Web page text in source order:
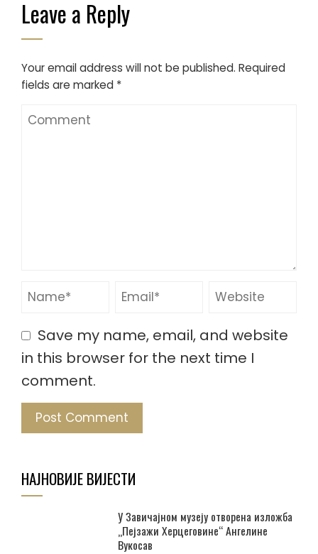
Leave a Reply
Your email address will not be published. Required
fields are marked *
Save my name, email, and website
in this browser for the next time I
comment.
НАЈНОВИЈЕ ВИЈЕСТИ
У Завичајном музеју отворена изложба
„Пејзажи Херцеговине“ Ангелине
Вукосав